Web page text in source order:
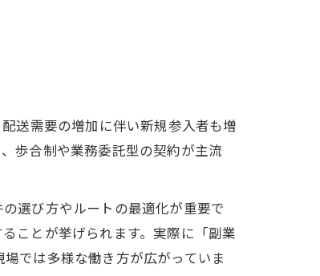
送需要の増加に伴い新規参入者も増
歩合制や業務委託型の契約が主流
選び方やルートの最適化が重要で
ことが挙げられます。実際に「副業
では多様な働き方が広がっていま